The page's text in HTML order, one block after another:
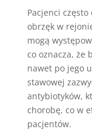
Pacjenci
obrzęk w
mogą
co oznacza, że
nawet po jego
stawowej
antybiotyków,
chorobę, co w
pacjentów.